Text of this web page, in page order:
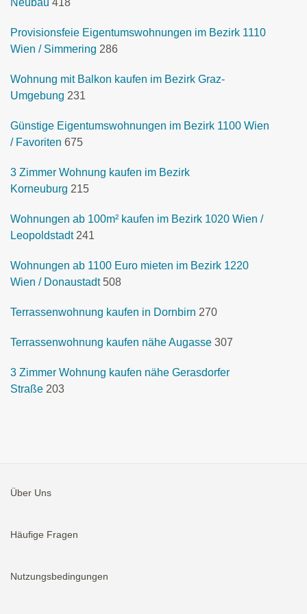
Neubau 418
Provisionsfeie Eigentumswohnungen im Bezirk 1110
Wien / Simmering 286
Wohnung mit Balkon kaufen im Bezirk Graz-
Umgebung 231
Günstige Eigentumswohnungen im Bezirk 1100 Wien
/ Favoriten 675
3 Zimmer Wohnung kaufen im Bezirk
Korneuburg 215
Wohnungen ab 100m² kaufen im Bezirk 1020 Wien /
Leopoldstadt 241
Wohnungen ab 1100 Euro mieten im Bezirk 1220
Wien / Donaustadt 508
Terrassenwohnung kaufen in Dornbirn 270
Terrassenwohnung kaufen nähe Augasse 307
3 Zimmer Wohnung kaufen nähe Gerasdorfer
Straße 203
Über Uns
Häufige Fragen
Nutzungsbedingungen